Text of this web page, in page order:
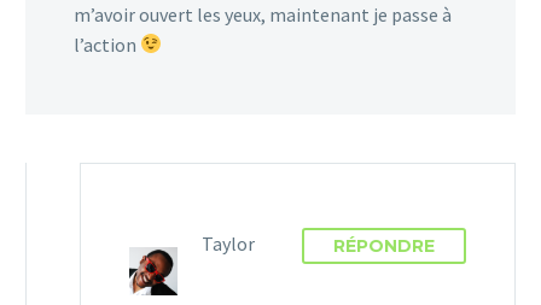
m’avoir ouvert les yeux, maintenant je passe à
l’action
Taylor RÉPONDRE